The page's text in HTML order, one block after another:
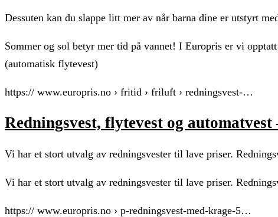
Dessuten kan du slappe litt mer av når barna dine er utstyrt
Sommer og sol betyr mer tid på vannet! I Europris er vi
(automatisk flytevest)
https:// www.europris.no › fritid › friluft › redningsvest-…
Redningsvest, flytevest og
Vi har et stort utvalg av redningsvester til lave priser.
Vi har et stort utvalg av redningsvester til lave priser.
https:// www.europris.no › p-redningsvest-med-krage-5…